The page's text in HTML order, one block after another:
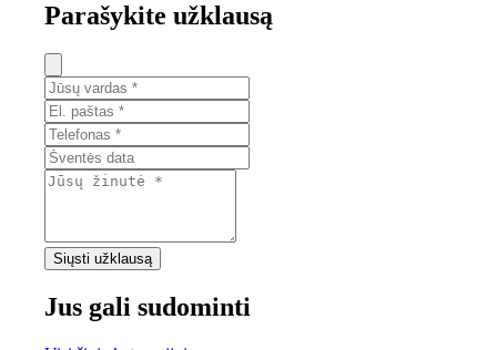
Parašykite užklausą
Siųsti užklausą
Jus gali sudominti